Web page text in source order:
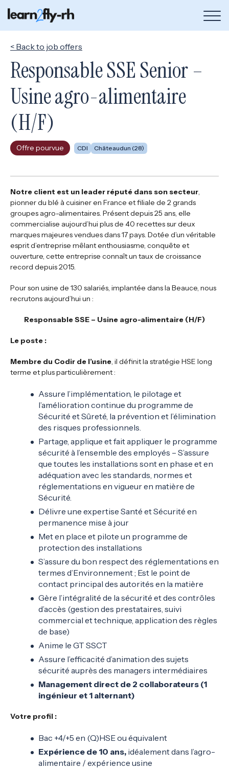
de
< Back to job offers
Responsable SSE Senior –
Usine agro-alimentaire
(H/F)
Offre pourvue CDI Châteaudun (28)
Notre client est un leader réputé dans son secteur,
pionner du blé à cuisiner en France et filiale de 2 grands
groupes agro-alimentaires. Présent depuis 25 ans, elle
commercialise aujourd’hui plus de 40 recettes sur deux
marques majeures vendues dans 17 pays. Dotée d’un véritable
esprit d’entreprise mêlant enthousiasme, conquête et
ouverture, cette entreprise connaît un taux de croissance
record depuis 2015.
Pour son usine de 130 salariés, implantée dans la Beauce, nous
recrutons aujourd’hui un :
Responsable SSE – Usine agro-alimentaire (H/F)
Le poste :
Membre du Codir de l’usine, il définit la stratégie HSE long
terme et plus particulièrement :
Assure l’implémentation, le pilotage et
l’amélioration continue du programme de
Sécurité et Sûreté, la prévention et l’élimination
des risques professionnels.
Partage, applique et fait appliquer le programme
sécurité à l’ensemble des employés – S’assure
que toutes les installations sont en phase et en
adéquation avec les standards, normes et
réglementations en vigueur en matière de
Sécurité.
Délivre une expertise Santé et Sécurité en
permanence mise à jour
Met en place et pilote un programme de
protection des installations
S’assure du bon respect des réglementations en
termes d’Environnement ; Est le point de
contact principal des autorités en la matière
Gère l’intégralité de la sécurité et des contrôles
d’accès (gestion des prestataires, suivi
commercial et technique, application des règles
de base)
Anime le GT SSCT
Assure l’efficacité d’animation des sujets
sécurité auprès des managers intermédiaires
Management direct de 2 collaborateurs (1
ingénieur et 1 alternant)
Votre profil :
Bac +4/+5 en (Q)HSE ou équivalent
Expérience de 10 ans, idéalement dans l’agro-
alimentaire / expérience usine